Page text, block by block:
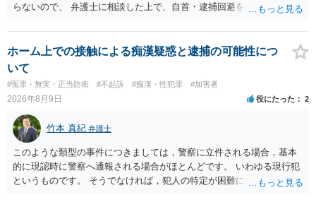
らないので、 弁護士に相談した上で、自首・逮捕回避を検討して下さ
童の性的な部位（性器等若しくはその周辺部、臀でん部又は胸部をい
う。）が露出され又は強調されているものであり、かつ、性欲を興奮
させ又は刺激するもの
ホーム上での接触による痴漢疑惑と逮捕の可能性につ
いて
#冤罪・無実・正当防衛 #不起訴 #痴漢・性犯罪 #加害者
2026年8月9日 役にたった 2
竹本 真紀 弁護士
このような類型の事件につきましては，警察に立件される場合，基本
的に現認時に警察へ通報される場合がほとんどです。 いわゆる現行犯
というものです。 そうでなければ，犯人の特定が困難になってしまい